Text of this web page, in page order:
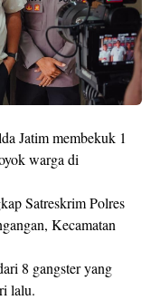
Jatim membekuk 1
warga di
Satreskrim Polres
Kecamatan
8 gangster yang
lalu.